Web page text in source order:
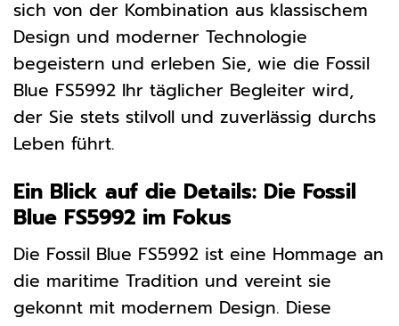
sich von der Kombination aus klassischem
Design und moderner Technologie
begeistern und erleben Sie, wie die Fossil
Blue FS5992 Ihr täglicher Begleiter wird,
der Sie stets stilvoll und zuverlässig durchs
Leben führt.
Ein Blick auf die Details: Die Fossil
Blue FS5992 im Fokus
Die Fossil Blue FS5992 ist eine Hommage an
die maritime Tradition und vereint sie
gekonnt mit modernem Design. Diese